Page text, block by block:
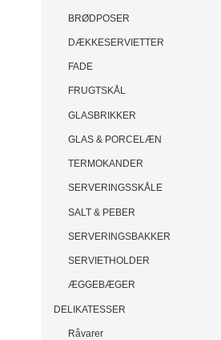
BRØDPOSER
DÆKKESERVIETTER
FADE
FRUGTSKÅL
GLASBRIKKER
GLAS & PORCELÆN
TERMOKANDER
SERVERINGSSKÅLE
SALT & PEBER
SERVERINGSBAKKER
SERVIETHOLDER
ÆGGEBÆGER
DELIKATESSER
Råvarer